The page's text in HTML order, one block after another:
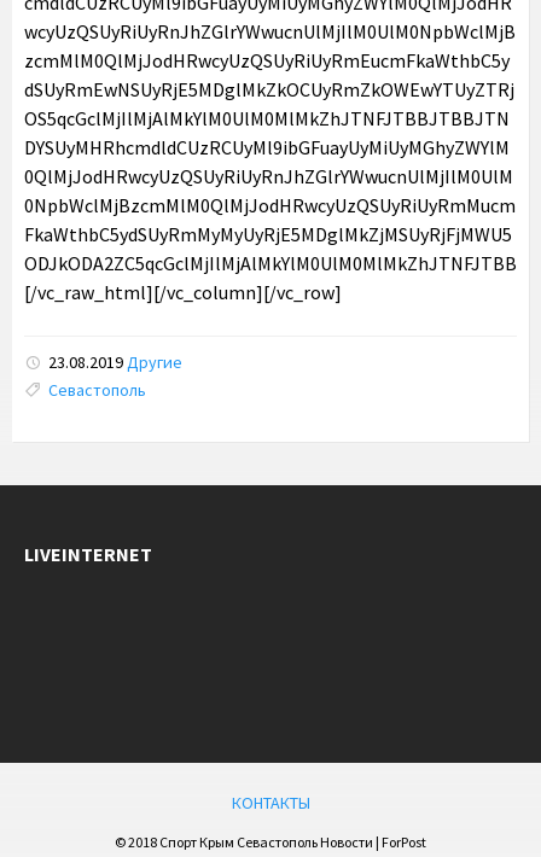
wcyUzQSUyRiUyRnJhZGlrYWwucnUlMjIlM0UlM0NpbWclMjB
zcmMlM0QlMjJodHRwcyUzQSUyRiUyRmEucmFkaWthbC5y
dSUyRmEwNSUyRjE5MDglMkZkOCUyRmZkOWEwYTUyZTRj
OS5qcGclMjIlMjAlMkYlM0UlM0MlMkZhJTNFJTBBJTBBJTN
DYSUyMHRhcmdldCUzRCUyMl9ibGFuayUyMiUyMGhyZWYlM
0QlMjJodHRwcyUzQSUyRiUyRnJhZGlrYWwucnUlMjIlM0UlM
0NpbWclMjBzcmMlM0QlMjJodHRwcyUzQSUyRiUyRmMucm
FkaWthbC5ydSUyRmMyMyUyRjE5MDglMkZjMSUyRjFjMWU5
ODJkODA2ZC5qcGclMjIlMjAlMkYlM0UlM0MlMkZhJTNFJTBB
[/vc_raw_html][/vc_column][/vc_row]
23.08.2019Другие
Tags:
Севастополь
LIVEINTERNET
КОНТАКТЫ
© 2018 Спорт Крым Севастополь Новости | ForPost